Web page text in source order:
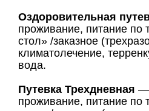
Оздоровительная
проживание, питание по
стол» /заказное
климатолечение,
вода.
Путевка Трехдневная —
проживание, питание по